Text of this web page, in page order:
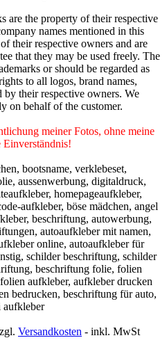
are the property of their respective
names mentioned in this
their respective owners and are
that they may be used freely. The
or should be regarded as
to all logos, brand names,
by their respective owners. We
on behalf of the customer.
meiner Fotos, ohne meine
bootsname, verklebeset,
aussenwerbung, digitaldruck,
homepageaufkleber,
aufkleber, böse mädchen, angel
beschriftung, autowerbung,
autoaufkleber mit namen,
online, autoaufkleber für
schilder beschriftung, schilder
beschriftung folie, folien
aufkleber, aufkleber drucken
bedrucken, beschriftung für auto,
aufkleber
Versandkosten - inkl. MwSt